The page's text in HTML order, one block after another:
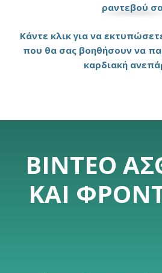
ραντεβού
Κάντε κλικ για να
που θα σας βοηθήσουν να
καρδιακή
ΒΊΝΤΕΟ
ΚΑΙ